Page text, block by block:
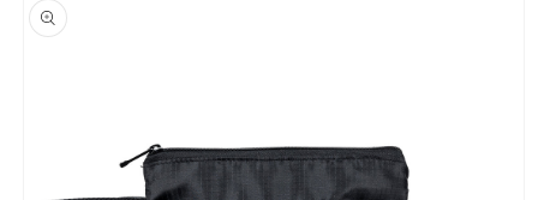
product
information